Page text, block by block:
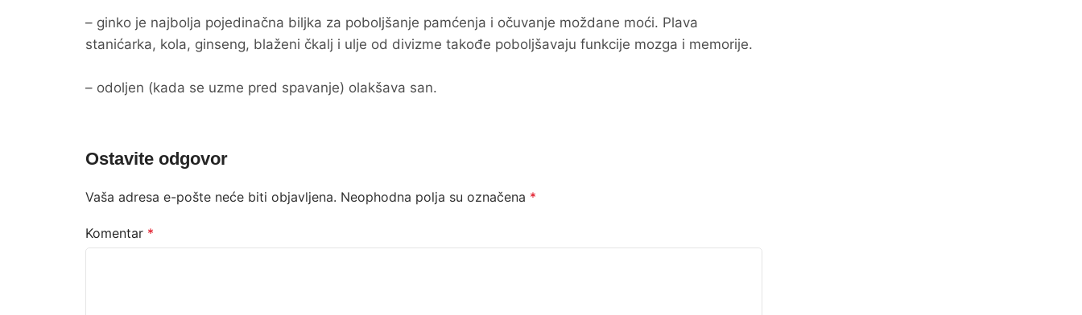
– ginko je najbolja pojedinačna biljka za poboljšanje pamćenja i očuvanje moždane moći. Plava
stanićarka, kola, ginseng, blaženi čkalj i ulje od divizme takođe poboljšavaju funkcije mozga i memorije.
– odoljen (kada se uzme pred spavanje) olakšava san.
Ostavite odgovor
Vaša adresa e-pošte neće biti objavljena. Neophodna polja su označena *
Komentar *